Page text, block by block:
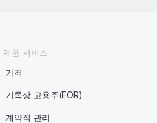
제품 서비스
가격
기록상 고용주(EOR)
계약직 관리